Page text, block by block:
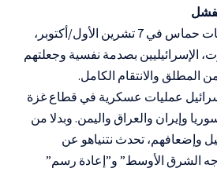
وقد تغير كل هذا بعد هجمات حماس في 7 تشرين الأول/أكتوبر،
الإسرائيليين بصدمة نفسية وجعلتهم
المطلق والانتقام الكامل.
عمليات عسكرية في قطاع غزة
وإيران والعراق واليمن. وبدلا من
وإضعافهم، تحدث نتنياهو عن
الشرق الأوسط” و”إعادة رسم”